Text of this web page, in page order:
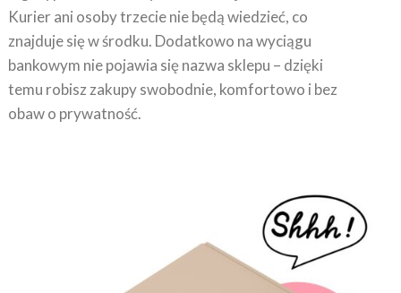
Kurier ani osoby trzecie nie będą wiedzieć, co
znajduje się w środku. Dodatkowo na wyciągu
bankowym nie pojawia się nazwa sklepu – dzięki
temu robisz zakupy swobodnie, komfortowo i bez
obaw o prywatność.